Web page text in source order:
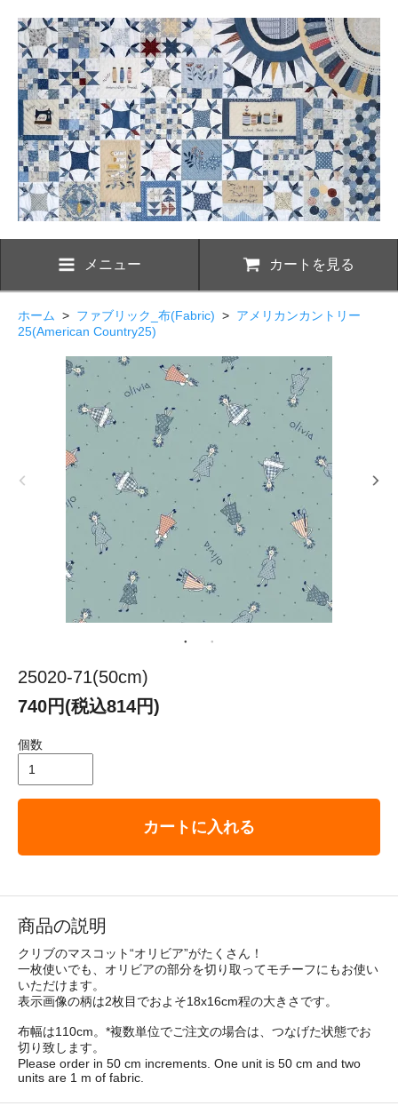
メニュー カートを見る
ホーム > ファブリック_布(Fabric) > アメリカンカントリー
25(American Country25)
25020-71(50cm)
740円(税込814円)
個数
カートに入れる
商品の説明
クリブのマスコット“オリビア”がたくさん！
一枚使いでも、オリビアの部分を切り取ってモチーフにもお使い
いただけます。
表示画像の柄は2枚目でおよそ18x16cm程の大きさです。
布幅は110cm。*複数単位でご注文の場合は、つなげた状態でお
切り致します。
Please order in 50 cm increments. One unit is 50 cm and two
units are 1 m of fabric.